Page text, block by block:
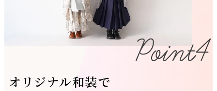
オリジナル和装で